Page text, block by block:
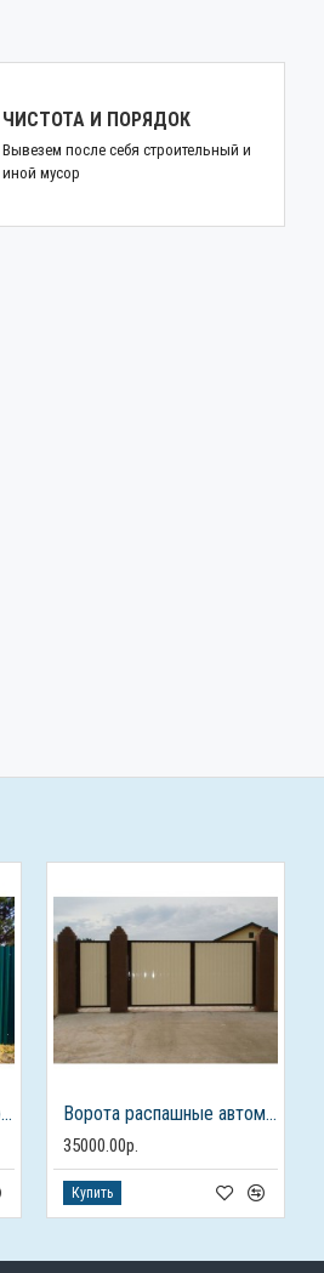
ЧИСТОТА И ПОРЯДОК
Вывезем после себя строительный и
иной мусор
Ворота из профнастила распашные Ворота распашные автоматические белого цвета
35000.00р.
Купить